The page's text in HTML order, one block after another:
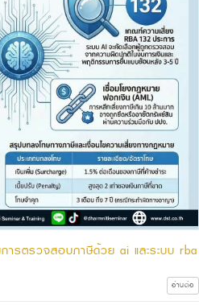
รตรวจสอบภาษีด้วย ai และระบบ rba
อ่านต่อ